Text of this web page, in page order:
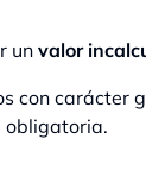
un valor
con carácter
obligatoria.